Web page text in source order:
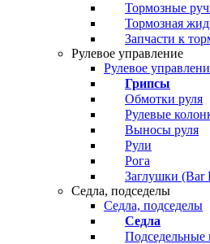
Тормозные
Тормозная
Запчасти к
Рулевое управление
Рулевое
Грипсы
Обмотки руля
Рулевые
Выносы руля
Рули
Рога
Заглушки (Bar
Седла, подседелы
Седла, подседелы
Седла